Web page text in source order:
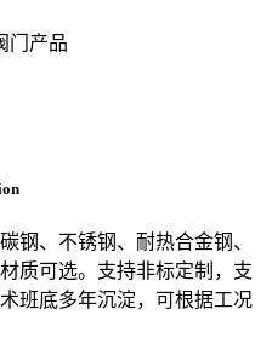
门产品
钢、不锈钢、耐热合金钢、
质可选。支持非标定制，支
班底多年沉淀，可根据工况